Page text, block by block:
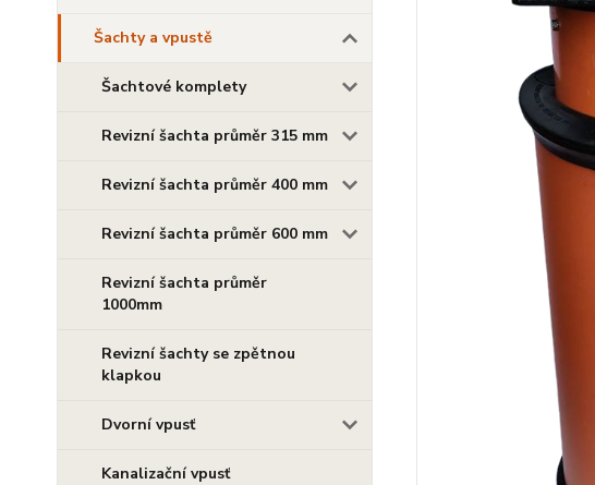
Šachty a vpustě
Šachtové komplety
Revizní šachta průměr 315 mm
Revizní šachta průměr 400 mm
Revizní šachta průměr 600 mm
Revizní šachta průměr
1000mm
Revizní šachty se zpětnou
klapkou
Dvorní vpusť
Kanalizační vpusť